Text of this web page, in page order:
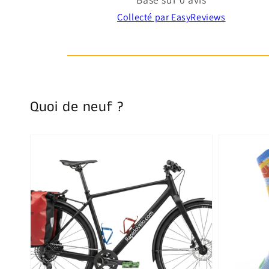
Collecté par EasyReviews
Quoi de neuf ?